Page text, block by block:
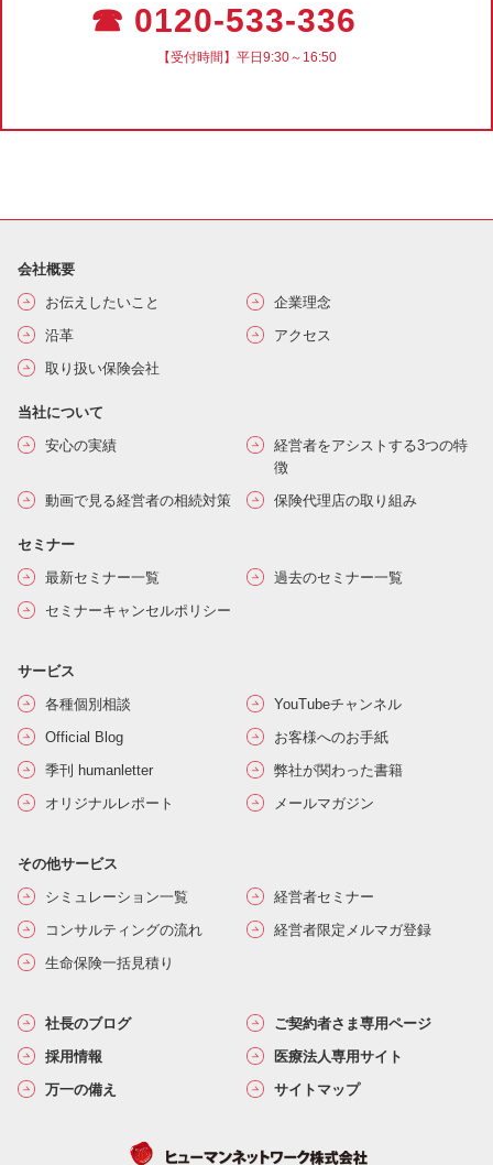
☎ 0120-533-336
【受付時間】平日9:30～16:50
会社概要
お伝えしたいこと
企業理念
沿革
アクセス
取り扱い保険会社
当社について
安心の実績
経営者をアシストする3つの特
徴
動画で見る経営者の相続対策
保険代理店の取り組み
セミナー
最新セミナー一覧
過去のセミナー一覧
セミナーキャンセルポリシー
サービス
各種個別相談
YouTubeチャンネル
Official Blog
お客様へのお手紙
季刊 humanletter
弊社が関わった書籍
オリジナルレポート
メールマガジン
その他サービス
シミュレーション一覧
経営者セミナー
コンサルティングの流れ
経営者限定メルマガ登録
生命保険一括見積り
社長のブログ
ご契約者さま専用ページ
採用情報
医療法人専用サイト
万一の備え
サイトマップ